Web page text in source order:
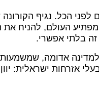
לפני הכל. נגיף
העולם, להניח
בלתי אפשרי.
אדומה,
אזרחות ישראלית: